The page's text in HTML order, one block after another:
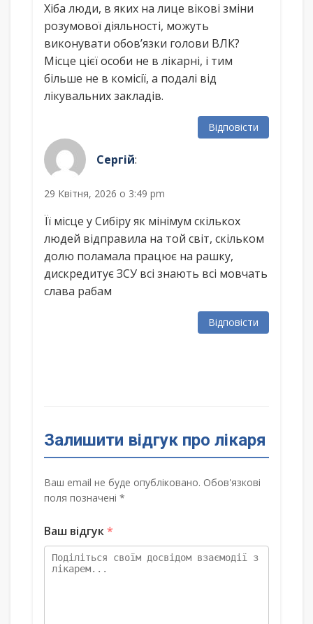
Хіба люди, в яких на лице вікові зміни
розумової діяльності, можуть
виконувати обов’язки голови ВЛК?
Місце цієї особи не в лікарні, і тим
більше не в комісії, а подалі від
лікувальних закладів.
Відповісти
Сергій:
29 Квітня, 2026 о 3:49 pm
Її місце у Сибіру як мінімум скількох
людей відправила на той світ, скільком
долю поламала працює на рашку,
дискредитує ЗСУ всі знають всі мовчать
слава рабам
Відповісти
Залишити відгук про лікаря
Ваш email не буде опубліковано. Обов'язкові
поля позначені *
Ваш відгук*